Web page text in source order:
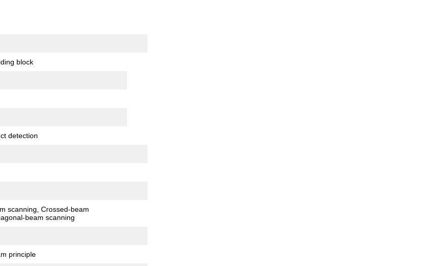
block
detection
scanning, Crossed-beam
beam scanning
principle